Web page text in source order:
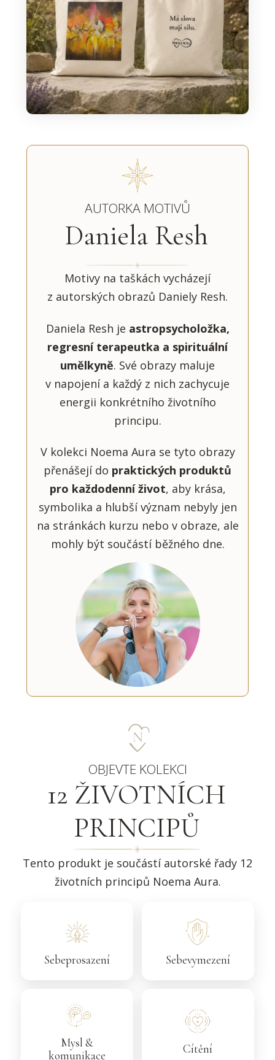
AUTORKA MOTIVŮ
Daniela Resh
Motivy na taškách vycházejí
z autorských obrazů Daniely Resh.
Daniela Resh je astropsycholožka,
regresní terapeutka a spirituální
umělkyně. Své obrazy maluje
v napojení a každý z nich zachycuje
energii konkrétního životního
principu.
V kolekci Noema Aura se tyto obrazy
přenášejí do praktických produktů
pro každodenní život, aby krása,
symbolika a hlubší význam nebyly jen
na stránkách kurzu nebo v obraze, ale
mohly být součástí běžného dne.
OBJEVTE KOLEKCI
12 ŽIVOTNÍCH
PRINCIPŮ
Tento produkt je součástí autorské řady 12
životních principů Noema Aura.
Sebeprosazení Sebevymezení
Mysl &
komunikace
Cítění